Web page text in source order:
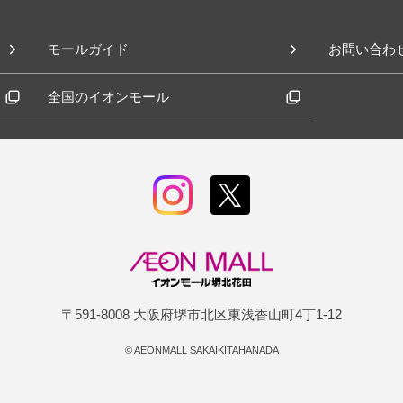
モールガイド お問い合わ
全国のイオンモール
〒591-8008 大阪府堺市北区東浅香山町4丁1-12
©AEONMALL SAKAIKITAHANADA